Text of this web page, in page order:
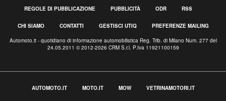
REGOLE DI PUBBLICAZIONE PUBBLICITÀ ODR RSS
CHI SIAMO CONTATTI GESTISCI UTIQ PREFERENZE MAILING
Automoto.it - quotidiano di informazione automobilistica Reg. Trib. di Milano Num. 277 del
24.05.2011 © 2012-2026 CRM S.r.l. P.Iva 11921100159
AUTOMOTO.IT MOTO.IT MOW VETRINAMOTORI.IT